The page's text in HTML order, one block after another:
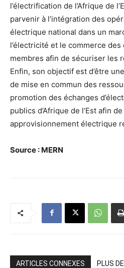
l’électrification de l’Afrique de
parvenir à l’intégration des
électrique national dans un
l’électricité et le commerce
membres afin de sécuriser les
Enfin, son objectif est d’être
de mise en commun des
promotion des échanges
publics d’Afrique de l’Est afin
approvisionnement électrique
Source : MERN
ARTICLES CONNEXES PLUS